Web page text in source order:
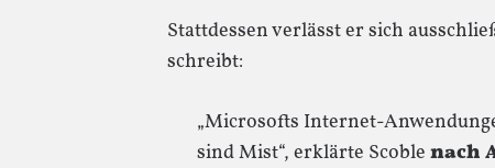
Stattdessen verlässt er sich
schreibt:
„Microsofts Internet-
sind Mist“, erklärte Scoble nach